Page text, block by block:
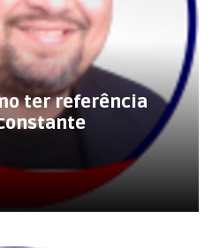
ter referência